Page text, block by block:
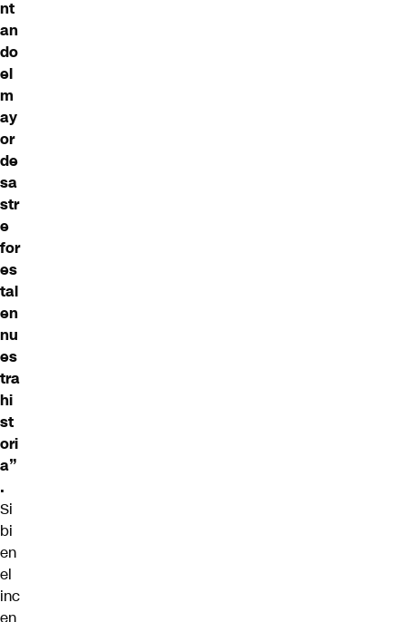
nt
an
do
el
m
ay
or
de
sa
str
e
for
es
tal
en
nu
es
tra
hi
st
ori
a”
.
Si
bi
en
el
inc
en